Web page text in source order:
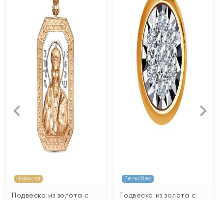
Новинка
Подвеска из золота с
ЛегкоВес
Подвеска из золота с